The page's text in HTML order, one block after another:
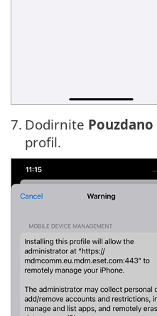
7. Dodirnite Pouzdano
profil.